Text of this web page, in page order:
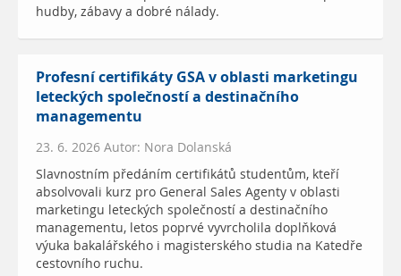
hudby, zábavy a dobré nálady.
Profesní certifikáty GSA v oblasti marketingu
leteckých společností a destinačního
managementu
23. 6. 2026 Autor: Nora Dolanská
Slavnostním předáním certifikátů studentům, kteří
absolvovali kurz pro General Sales Agenty v oblasti
marketingu leteckých společností a destinačního
managementu, letos poprvé vyvrcholila doplňková
výuka bakalářského i magisterského studia na Katedře
cestovního ruchu.